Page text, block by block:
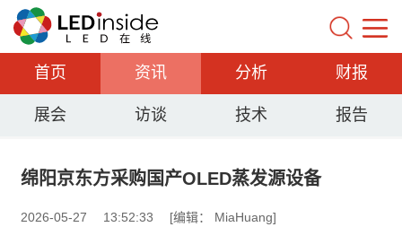
首页 资讯 分析 财报
展会 访谈 技术 报告
绵阳京东方采购国产OLED蒸发源设备
2026-05-27 13:52:33 [编辑： MiaHuang]